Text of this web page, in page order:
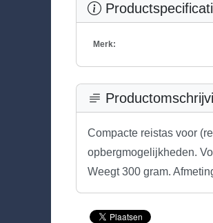
Merk:
Compacte reistas voor
opbergmogelijkheden.
Weegt 300 gram.